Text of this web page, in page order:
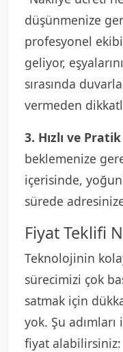
düşünmenize
profesyonel
geliyor,
sırasında
vermeden
3. Hızlı ve
beklemenize
içerisinde,
sürede
Fiyat Teklifi
Teknolojinin
sürecimizi çok
satmak için
yok. Şu
fiyat alabilirsiniz: